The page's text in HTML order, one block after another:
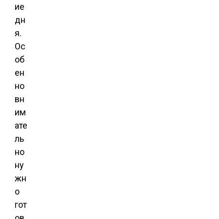
ие
дн
я.
Ос
об
ен
но
вн
им
ате
ль
но
ну
жн
о
гот